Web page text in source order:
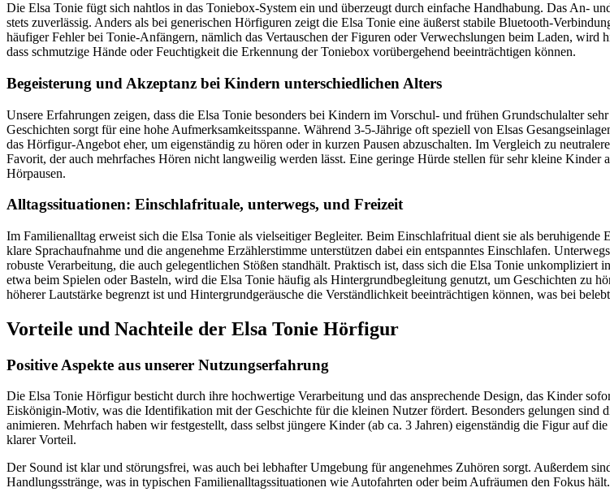
Die Elsa Tonie fügt sich nahtlos in das Toniebox-System ein und überzeugt durch einfache Handhabung. Das An-
stets zuverlässig. Anders als bei generischen Hörfiguren zeigt die Elsa Tonie eine äußerst stabile Bluetooth-
häufiger Fehler bei Tonie-Anfängern, nämlich das Vertauschen der Figuren oder Verwechslungen beim Laden,
dass schmutzige Hände oder Feuchtigkeit die Erkennung der Toniebox vorübergehend beeinträchtigen können.
Begeisterung und Akzeptanz bei Kindern unterschiedlichen Alters
Unsere Erfahrungen zeigen, dass die Elsa Tonie besonders bei Kindern im Vorschul- und frühen Grundschulalter
Geschichten sorgt für eine hohe Aufmerksamkeitsspanne. Während 3-5-Jährige oft speziell von Elsas
das Hörfigur-Angebot eher, um eigenständig zu hören oder in kurzen Pausen abzuschalten. Im Vergleich zu
Favorit, der auch mehrfaches Hören nicht langweilig werden lässt. Eine geringe Hürde stellen für sehr kleine
Hörpausen.
Alltagssituationen: Einschlafrituale, unterwegs, und Freizeit
Im Familienalltag erweist sich die Elsa Tonie als vielseitiger Begleiter. Beim Einschlafritual dient sie als
klare Sprachaufnahme und die angenehme Erzählerstimme unterstützen dabei ein entspanntes Einschlafen.
robuste Verarbeitung, die auch gelegentlichen Stößen standhält. Praktisch ist, dass sich die Elsa Tonie
etwa beim Spielen oder Basteln, wird die Elsa Tonie häufig als Hintergrundbegleitung genutzt, um Geschichten zu
höherer Lautstärke begrenzt ist und Hintergrundgeräusche die Verständlichkeit beeinträchtigen können, was bei
Vorteile und Nachteile der Elsa Tonie Hörfigur
Positive Aspekte aus unserer Nutzungserfahrung
Die Elsa Tonie Hörfigur besticht durch ihre hochwertige Verarbeitung und das ansprechende Design, das Kinder
Eiskönigin-Motiv, was die Identifikation mit der Geschichte für die kleinen Nutzer fördert. Besonders gelungen sind
animieren. Mehrfach haben wir festgestellt, dass selbst jüngere Kinder (ab ca. 3 Jahren) eigenständig die Figur auf
klarer Vorteil.
Der Sound ist klar und störungsfrei, was auch bei lebhafter Umgebung für angenehmes Zuhören sorgt. Außerdem
Handlungsstränge, was in typischen Familienalltagssituationen wie Autofahrten oder beim Aufräumen den Fokus hält.